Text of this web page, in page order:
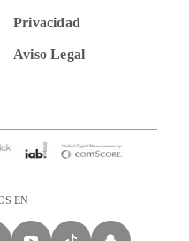
Privacidad
Aviso Legal
EN